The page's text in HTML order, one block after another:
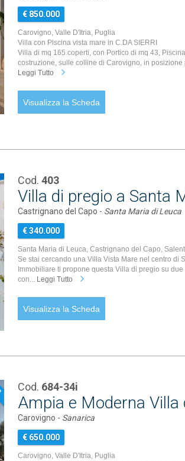
€ 850.000
Carovigno, Valle D'Itria, Puglia
Villa con Piscina vista mare in C.DA SIERRI
Villa di mq 165 coperti, con Portico di mq 43,
costruzione, sulle colline di Carovigno, in posizione
Leggi Tutto
Visualizza la Scheda
Cod.403
Villa di pregio a Santa
Castrignano del Capo - Santa Maria di Leuca
€ 340.000
Santa Maria di Leuca, Castrignano del Capo,
Se stai cercando una Villa Vista Mare nel centro di
Immobiliare ti propone questa Villa di pregio su
con... Leggi Tutto
Visualizza la Scheda
Cod. 684-34i
Ampia e Moderna
Carovigno - Sanarica
€ 650.000
Carovigno, Valle D'Itria, Puglia